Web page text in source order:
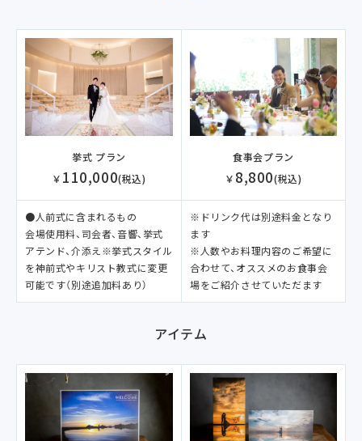
挙式 プラン
￥ 110,000(税込)
●人前式に含まれるもの
会場使用料、司会者、音響、挙式
アテンド、介添え※挙式スタイル
を神前式やキリスト教式に変更
可能です（別途追加料あり）
食事会プラン
￥ 8,800(税込)
※ドリンク代は別途料金となり
ます
※人数やお料理内容のご希望に
合わせて、オススメのお食事会
場をご紹介させていただます
アイテム